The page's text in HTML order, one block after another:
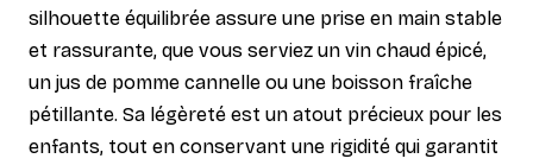
silhouette équilibrée assure une prise en main stable
et rassurante, que vous serviez un vin chaud épicé,
un jus de pomme cannelle ou une boisson fraîche
pétillante. Sa légèreté est un atout précieux pour les
enfants, tout en conservant une rigidité qui garantit